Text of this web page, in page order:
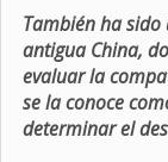
También ha
antigua China,
evaluar la
se la conoce
determinar el